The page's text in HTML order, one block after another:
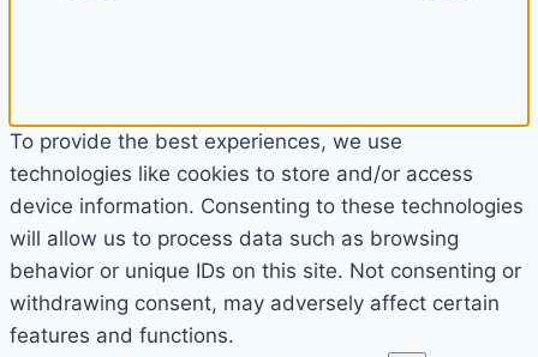
To provide the best experiences, we use
technologies like cookies to store and/or access
device information. Consenting to these technologies
will allow us to process data such as browsing
behavior or unique IDs on this site. Not consenting or
withdrawing consent, may adversely affect certain
features and functions.